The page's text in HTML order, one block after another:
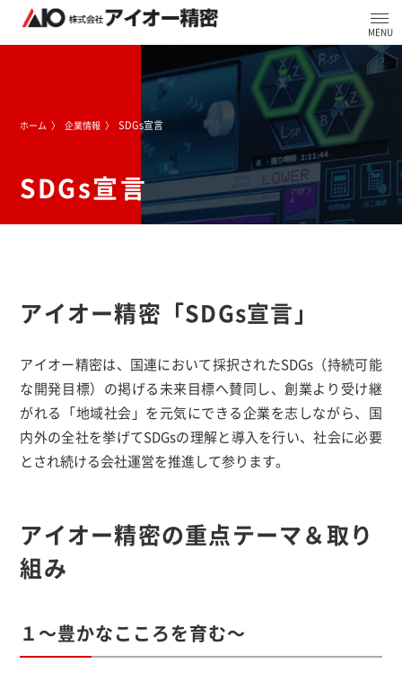
ホーム 企業情報 SDGs宣言
SDGs宣言
アイオー精密「SDGs宣言」
アイオー精密は、国連において採択されたSDGs（持続可能
な開発目標）の掲げる未来目標へ賛同し、創業より受け継
がれる「地域社会」を元気にできる企業を志しながら、国
内外の全社を挙げてSDGsの理解と導入を行い、社会に必要
とされ続ける会社運営を推進して参ります。
アイオー精密の重点テーマ＆取り
組み
１～豊かなこころを育む～